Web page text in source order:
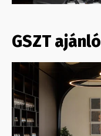
GSZT ajánló